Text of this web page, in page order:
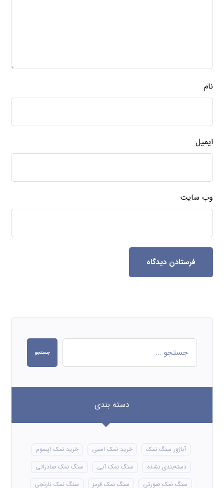
نام
ایمیل
وب‌ سایت
فرستادن دیدگاه
جستجو
دسته بندی
آباژور سنگ نمک خرید نمک اسبی
خرید نمک اپسوم
دسته‌بندی نشده
سنگ نمک آبی
سنگ نمک صادراتی
سنگ نمک صورتی
سنگ نمک قرمز
سنگ نمک نارنجی